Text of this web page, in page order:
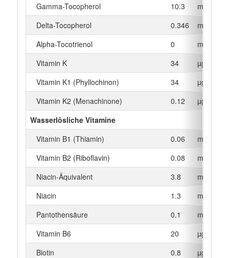
Gamma-Tocopherol
10.3
mg
Delta-Tocopherol
0.346
mg
Alpha-Tocotrienol
0
mg
Vitamin K
34
µg
Vitamin K1 (Phyllochinon)
34
µg
Vitamin K2 (Menachinone)
0.12
µg
Wasserlösliche Vitamine
Vitamin B1 (Thiamin)
0.06
mg
Vitamin B2 (Riboflavin)
0.08
mg
Niacin-Äquivalent
3.8
mg
Niacin
1.3
mg
Pantothensäure
0.1
mg
Vitamin B6
20
µg
Biotin
0.8
µg